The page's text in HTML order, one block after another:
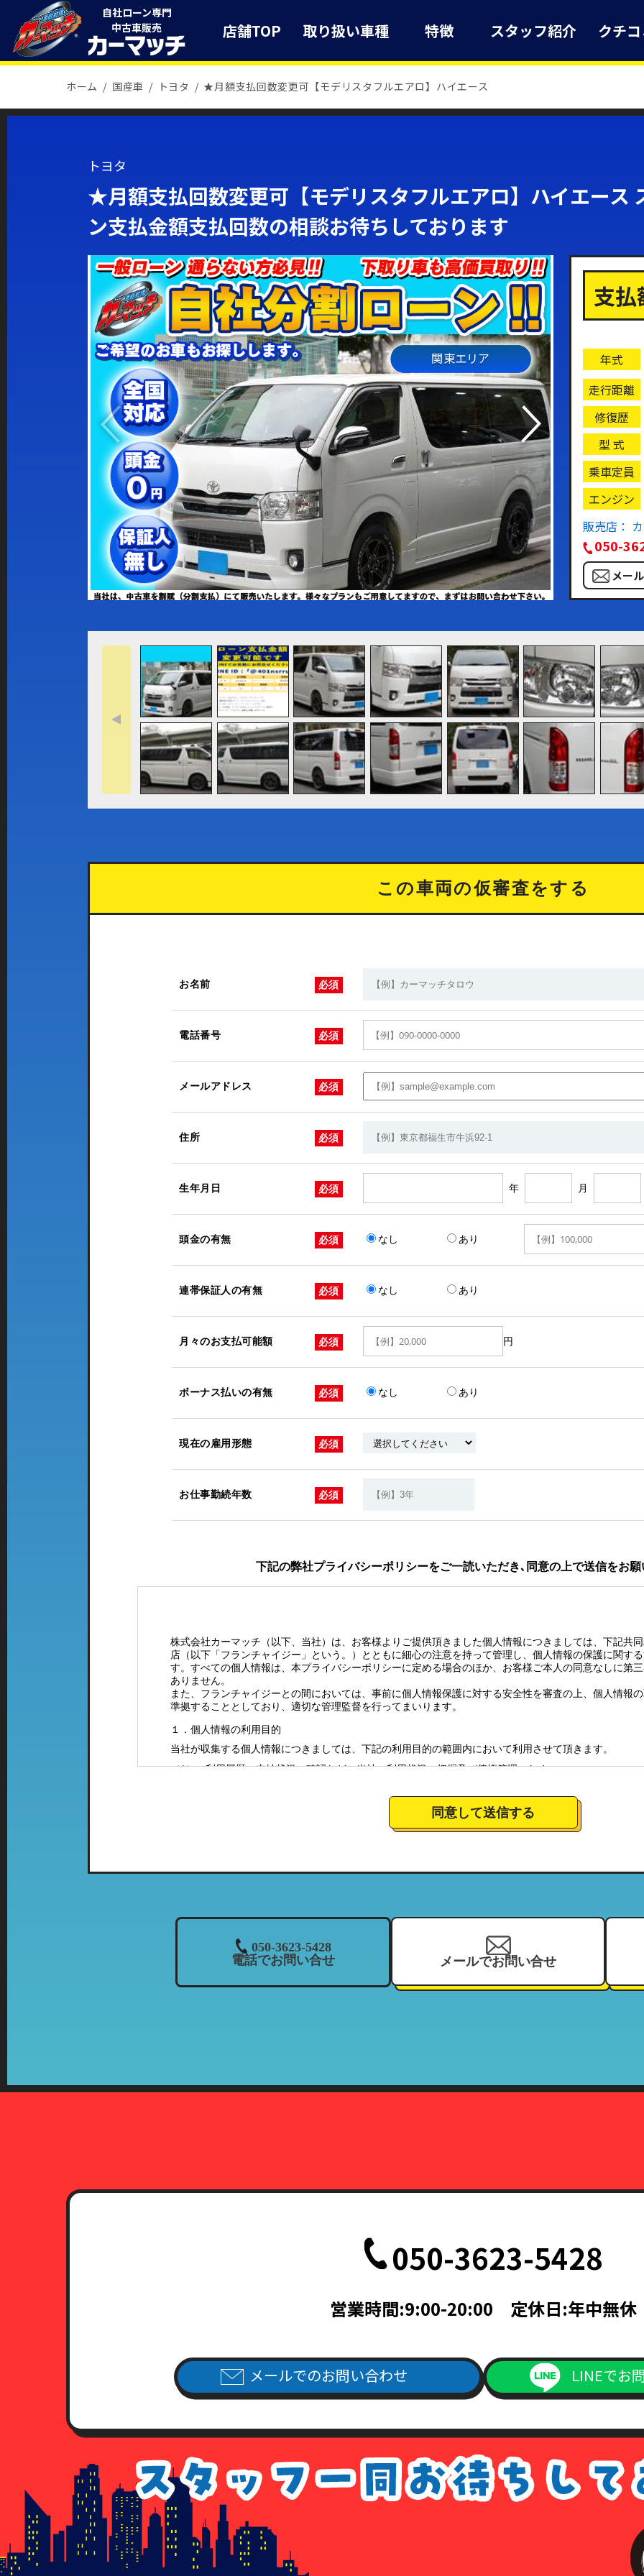
自社ローン専門
中古車販売
店舗TOP 取り扱い車種 特徴 スタッフ紹介 クチ
ホーム 国産車 トヨタ ★月額支払回数変更可【モデリスタフルエアロ】ハイエース
トヨタ
★月額支払回数変更可【モデリスタフルエアロ】ハイエース
ン支払金額支払回数の相談お待ちしております
関東エリア
支
年式
走行距離
修復歴
型 式
乗車定員
エンジン
販売店：
050-
メー
この車両の仮審査をする
お名前 必須
電話番号 必須
メールアドレス 必須
住所 必須
生年月日 必須 年 月
頭金の有無 必須 なし あり
連帯保証人の有無 必須 なし あり
月々のお支払可能額 必須 円
ボーナス払いの有無 必須 なし あり
現在の雇用形態 必須
お仕事勤続年数 必須
下記の弊社プライバシーポリシーをご一読いただき､同意の上で送信をお
株式会社カーマッチ（以下、当社）は、お客様よりご提供頂きました個人情報につきましては、下記共
店（以下「フランチャイジー」という。）とともに細心の注意を持って管理し、個人情報の保護に関す
す。すべての個人情報は、本プライバシーポリシーに定める場合のほか、お客様ご本人の同意なしに第
ありません。
また、フランチャイジーとの間においては、事前に個人情報保護に対する安全性を審査の上、個人情報
準拠することとしており、適切な管理監督を行ってまいります。
１．個人情報の利用目的
当社が収集する個人情報につきましては、下記の利用目的の範囲内において利用させて頂きます。
（1）ご利用履歴・支払状況の確認など、当社の利用状況の把握及び債権管理のため
（3）お客様に有益と思われる当社のサービスの商品情報、イベント情報、新店情報等の郵送、配送（
（4）お問い合わせやご意見・ご要望に対応し、それらを会社運営全体に反映させるため
列店のご案内をお送りさせて頂くことがございますので、ご了承下さい）
３．個人情報の共同利用について
当社では、お客様から頂いた情報を、当社の関連企業及びフランチャイジーとの間において、共同利用
・共同利用される個人情報：氏名、住所、電話番号、来店履歴（購入履歴若しくはリース履歴）、支払
お客様より個人情報の開示、訂正、削除、または利用停止を求められたときは、当社の定める方法で本
有効期限内のもので、現住所が記載されている面の写しを含むこと。（国際運転免許証は除く）
住民票・公共料金領収書・公共料金請求書は、発行日より3ヵ月以内で、現住所が記載されているもの
7．各種請求のお手続き方法
当社指定の申請用紙
に必要事項をご記入の上、上記本人確認書類の(1)～(4)のいずれかの写しを添付の上
（当社指定の申請用紙は、こちらよりダウンロード出来ます）
個人情報利用停止申請書
個人情報訂正追加削除請求書
委任状
8．手数料について
情報開示のご請求を頂いた場合、1回につき書留送料440円分の切手を申請書類に同封して下さい。
手数料が不足している場合、及び手数料が同封されていなかった場合は、その旨をご連絡させて頂きま
払いのなかった場合につきましては、各種請求はなかったものとして処理させて頂きますので、あらか
9. 各種請求に応じることが出来ない場合について
同意して送信する
050-3623-5428
電話でお問い合せ
メールでお問い合せ
050-3623-5428
営業時間:9:00-20:00 定休日:年中無休
メールでのお問い合わせ LINEでお